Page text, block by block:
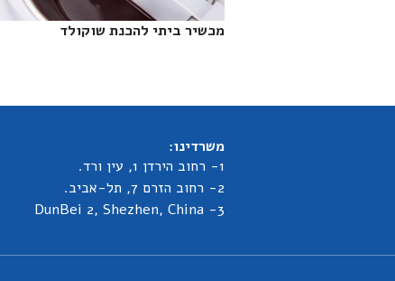
מכשיר ביתי להכנת שוקולד‎
משרדינו:
1- רחוב הירדן 1, עין ורד.
2- רחוב הזרם 7, תל-אביב.
3- DunBei 2, Shezhen, China